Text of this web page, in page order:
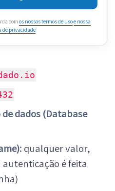
com os nossos termos de usoe nossa
de privacidade
dados (Database
qualquer valor,
autenticação é feita